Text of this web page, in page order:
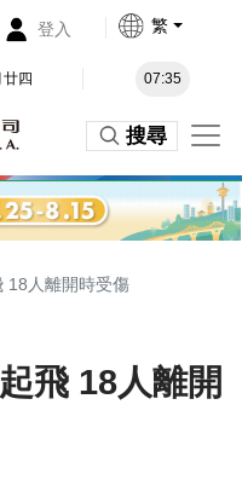
登入 繁
廿四 07:35
搜尋
18人離開時受傷
飛 18人離開